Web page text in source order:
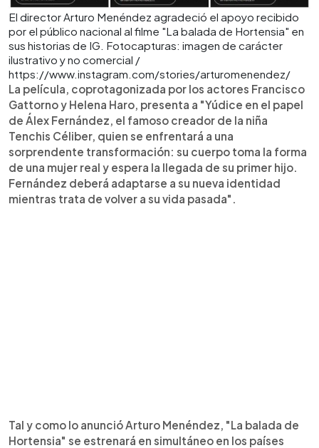
El director Arturo Menéndez agradeció el apoyo recibido
por el público nacional al filme "La balada de Hortensia" en
sus historias de IG. Fotocapturas: imagen de carácter
ilustrativo y no comercial /
https://www.instagram.com/stories/arturomenendez/
La película, coprotagonizada por los actores Francisco
Gattorno y Helena Haro, presenta a "Yúdice en el papel
de Álex Fernández, el famoso creador de la niña
Tenchis Céliber, quien se enfrentará a una
sorprendente transformación: su cuerpo toma la forma
de una mujer real y espera la llegada de su primer hijo.
Fernández deberá adaptarse a su nueva identidad
mientras trata de volver a su vida pasada".
Tal y como lo anunció Arturo Menéndez, "La balada de
Hortensia" se estrenará en simultáneo en los países